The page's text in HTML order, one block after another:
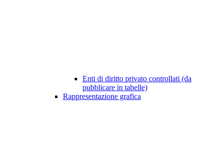
Enti di diritto privato controllati (da
pubblicare in tabelle)
Rappresentazione grafica